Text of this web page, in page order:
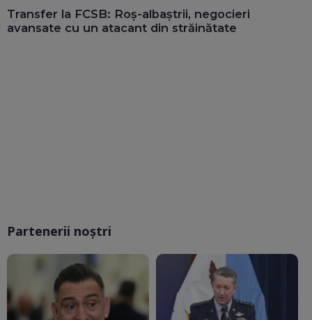
Transfer la FCSB: Roș-albaștrii, negocieri
avansate cu un atacant din străinătate
Partenerii noștri